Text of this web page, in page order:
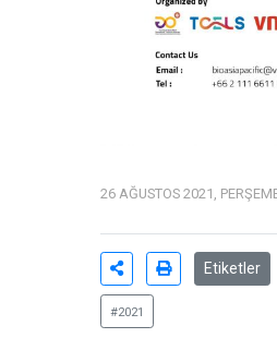
26 AĞUSTOS 2021,
Etiketler
#2021